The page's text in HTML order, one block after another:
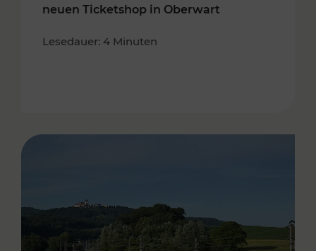
neuen Ticketshop in Oberwart
Lesedauer: 4 Minuten